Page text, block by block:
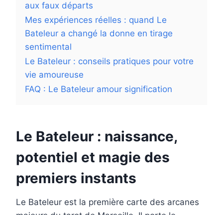
aux faux départs
Mes expériences réelles : quand Le
Bateleur a changé la donne en tirage
sentimental
Le Bateleur : conseils pratiques pour votre
vie amoureuse
FAQ : Le Bateleur amour signification
Le Bateleur : naissance,
potentiel et magie des
premiers instants
Le Bateleur est la première carte des arcanes